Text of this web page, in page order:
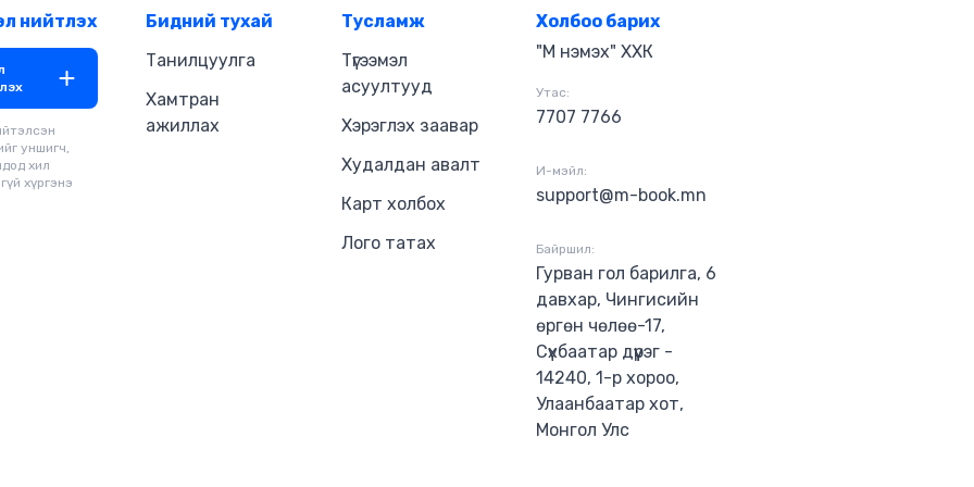
хувиршгүй мөн чанарыг харуулснаараа
уншигчдын зүрхэнд хүрсэн билээ. Энэхүү
бүтээл нь 2000 онд Япон хэл дээр бичигдэн
гарсан бөгөөд 2018 онд Англи хэлнээ
орчуулагдсан даруйдаа NEW YORK TIMES-ийн
хамгийн өндөр борлуулалттай ном, AMAZON
CHARTS-ын хамгийн их уншигчтай ном
зэргээр шалгарч байсан юм.
нийтлэх
уншигч,
хил
хүргэнэ
Бидний тухай
Танилцуулга
Хамтран
ажиллах
Тусламж
Түгээмэл
асуултууд
Хэрэглэх заавар
Худалдан авалт
Карт холбох
Лого татах
Холбоо барих
"М нэмэх" ХХК
Утас:
7707 7766
И-мэйл:
support@m-book.mn
Байршил:
Гурван гол барилга, 6
давхар, Чингисийн
өргөн чөлөө-17,
Сүхбаатар дүүрэг -
14240, 1-р хороо,
Улаанбаатар хот,
Монгол Улс